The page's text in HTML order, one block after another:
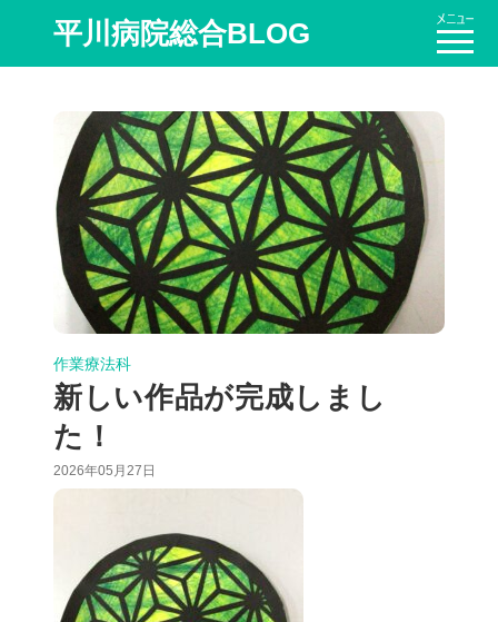
平川病院総合BLOG
作業療法科
新しい作品が完成しまし
た！
2026年05月27日